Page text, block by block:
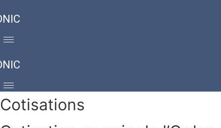
Cotisations